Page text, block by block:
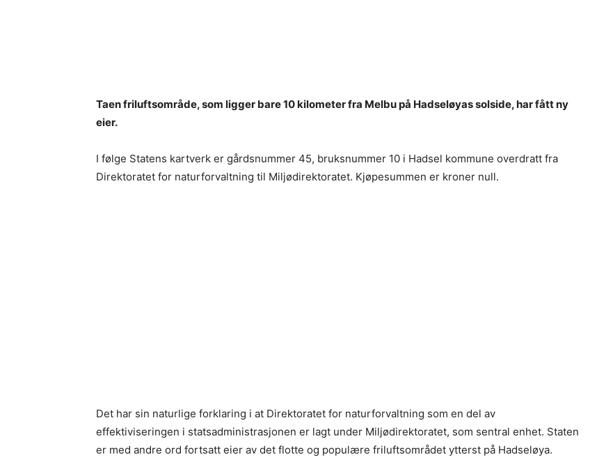
Taen friluftsområde, som ligger bare 10 kilometer fra Melbu på Hadseløyas solside, har fått ny
eier.
I følge Statens kartverk er gårdsnummer 45, bruksnummer 10 i Hadsel kommune overdratt fra
Direktoratet for naturforvaltning til Miljødirektoratet. Kjøpesummen er kroner null.
Det har sin naturlige forklaring i at Direktoratet for naturforvaltning som en del av
effektiviseringen i statsadministrasjonen er lagt under Miljødirektoratet, som sentral enhet. Staten
er med andre ord fortsatt eier av det flotte og populære friluftsområdet ytterst på Hadseløya.